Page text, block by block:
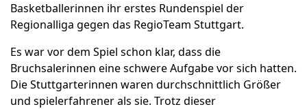
Basketballerinnen ihr erstes Rundenspiel der
Regionalliga gegen das RegioTeam Stuttgart.
Es war vor dem Spiel schon klar, dass die
Bruchsalerinnen eine schwere Aufgabe vor sich hatten.
Die Stuttgarterinnen waren durchschnittlich Größer
und spielerfahrener als sie. Trotz dieser